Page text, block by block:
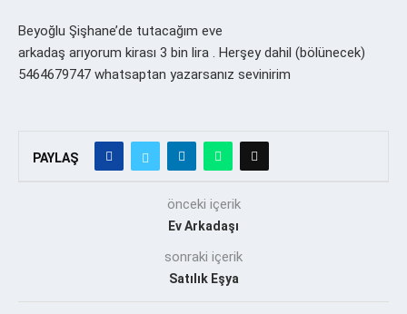
Beyoğlu Şişhane’de tutacağım eve
arkadaş arıyorum kirası 3 bin lira . Herşey dahil (bölünecek)
5464679747 whatsaptan yazarsanız sevinirim
PAYLAŞ
önceki içerik
Ev Arkadaşı
sonraki içerik
Satılık Eşya